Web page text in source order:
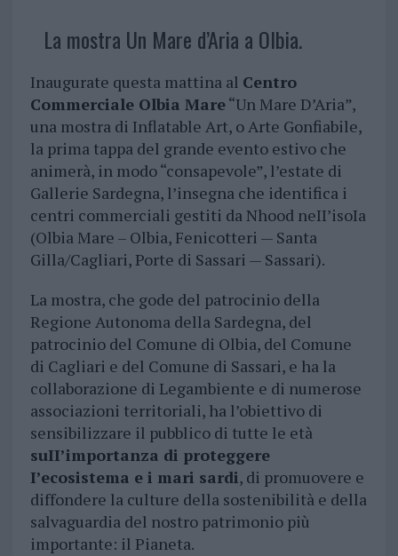
La mostra Un Mare d’Aria a Olbia.
Inaugurate questa mattina al Centro
Commerciale Olbia Mare“Un Mare D’Aria”,
una mostra di Inflatable Art, o Arte Gonfiabile,
la prima tappa del grande evento estivo che
animerà, in modo “consapevole”, l’estate di
Gallerie Sardegna, l’insegna che identifica i
centri commerciali gestiti da Nhood neII’isoIa
(Olbia Mare – Olbia, Fenicotteri — Santa
Gilla/Cagliari, Porte di Sassari — Sassari).
La mostra, che gode del patrocinio della
Regione Autonoma della Sardegna, del
patrocinio del Comune di Olbia, del Comune
di Cagliari e del Comune di Sassari, e ha la
collaborazione di Legambiente e di numerose
associazioni territoriali, ha l’obiettivo di
sensibilizzare il pubblico di tutte le età
suII’importanza di proteggere
I’ecosistema e i mari sardi, di promuovere e
diffondere la culture della sostenibilità e della
salvaguardia del nostro patrimonio più
importante: il Pianeta.